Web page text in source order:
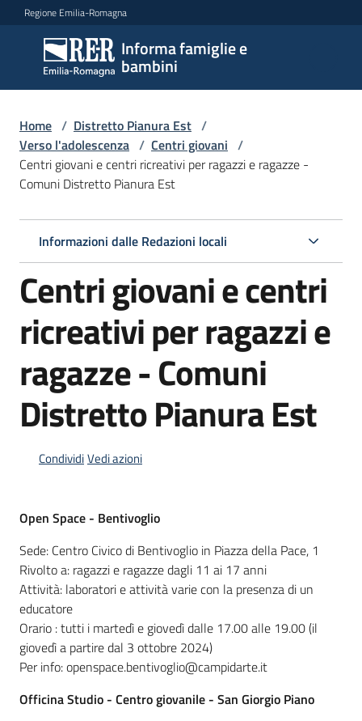
Vai al contenuto
Vai alla navigazione
Vai al footer
Regione Emilia-Romagna
Informa famiglie e
bambini
Informa
famiglie
e
bambini
Argomenti
Servizi
Centri
per
le
Informazioni
Newsletter
Home / Distretto Pianura Est /
Verso l'adolescenza / Centri giovani /
Centri giovani e centri ricreativi per ragazzi e ragazze -
Comuni Distretto Pianura Est
Informazioni dalle Redazioni locali
Centri giovani e centri
ricreativi per ragazzi e
ragazze - Comuni
Distretto Pianura Est
CondividiVedi azioni
Open Space - Bentivoglio
Sede: Centro Civico di Bentivoglio in Piazza della Pace, 1
Rivolto a: ragazzi e ragazze dagli 11 ai 17 anni
Attività: laboratori e attività varie con la presenza di un
educatore
Orario : tutti i martedì e giovedì dalle 17.00 alle 19.00 (il
giovedì a partire dal 3 ottobre 2024)
Per info: openspace.bentivoglio@campidarte.it
Officina Studio - Centro giovanile - San Giorgio Piano